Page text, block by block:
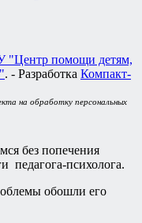
"Центр помощи детям,
. - Разработка Компакт-
на обработку персональных
без попечения
педагога-психолога.
обошли его